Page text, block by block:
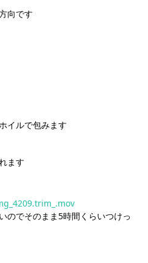
向です
イルで包みます
ます
のでそのまま5時間くらいつけっ